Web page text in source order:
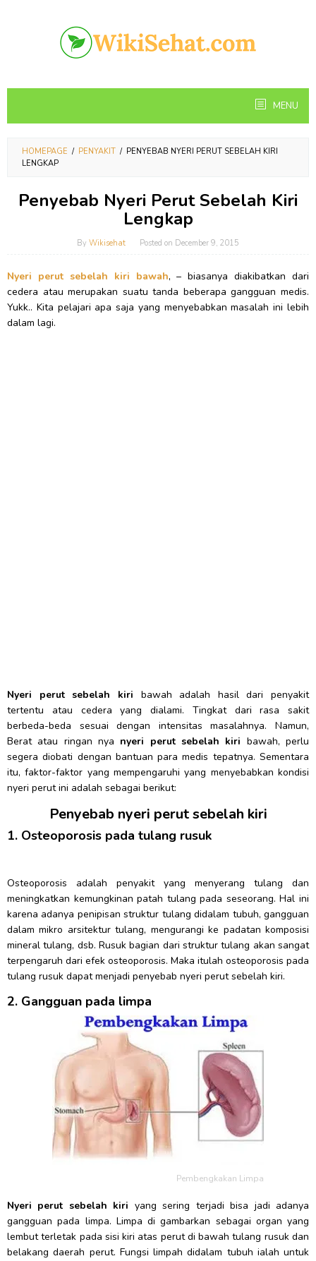
MENU
HOMEPAGE / PENYAKIT / PENYEBAB NYERI PERUT SEBELAH KIRI
LENGKAP
Penyebab Nyeri Perut Sebelah Kiri
Lengkap
By Wikisehat Posted on December 9, 2015
Nyeri perut sebelah kiri bawah, – biasanya diakibatkan dari
cedera atau merupakan suatu tanda beberapa gangguan medis.
Yukk.. Kita pelajari apa saja yang menyebabkan masalah ini lebih
dalam lagi.
Nyeri perut sebelah kiri bawah adalah hasil dari penyakit
tertentu atau cedera yang dialami. Tingkat dari rasa sakit
berbeda-beda sesuai dengan intensitas masalahnya. Namun,
Berat atau ringan nya nyeri perut sebelah kiri bawah, perlu
segera diobati dengan bantuan para medis tepatnya. Sementara
itu, faktor-faktor yang mempengaruhi yang menyebabkan kondisi
nyeri perut ini adalah sebagai berikut:
Penyebab nyeri perut sebelah kiri
1. Osteoporosis pada tulang rusuk
Osteoporosis adalah penyakit yang menyerang tulang dan
meningkatkan kemungkinan patah tulang pada seseorang. Hal ini
karena adanya penipisan struktur tulang didalam tubuh, gangguan
dalam mikro arsitektur tulang, mengurangi ke padatan komposisi
mineral tulang, dsb. Rusuk bagian dari struktur tulang akan sangat
terpengaruh dari efek osteoporosis. Maka itulah osteoporosis pada
tulang rusuk dapat menjadi penyebab nyeri perut sebelah kiri.
2. Gangguan pada limpa
Pembengkakan Limpa
Nyeri perut sebelah kiri yang sering terjadi bisa jadi adanya
gangguan pada limpa. Limpa di gambarkan sebagai organ yang
lembut terletak pada sisi kiri atas perut di bawah tulang rusuk dan
belakang daerah perut. Fungsi limpah didalam tubuh ialah untuk